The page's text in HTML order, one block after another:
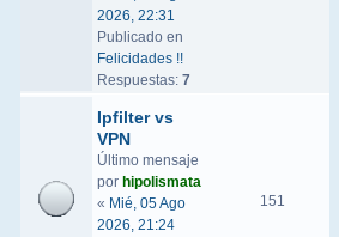
2026, 22:31
Publicado en
Felicidades !!
Respuestas: 7
Ipfilter vs
VPN
Último mensaje
por hipolismata
« Mié, 05 Ago
2026, 21:24
151